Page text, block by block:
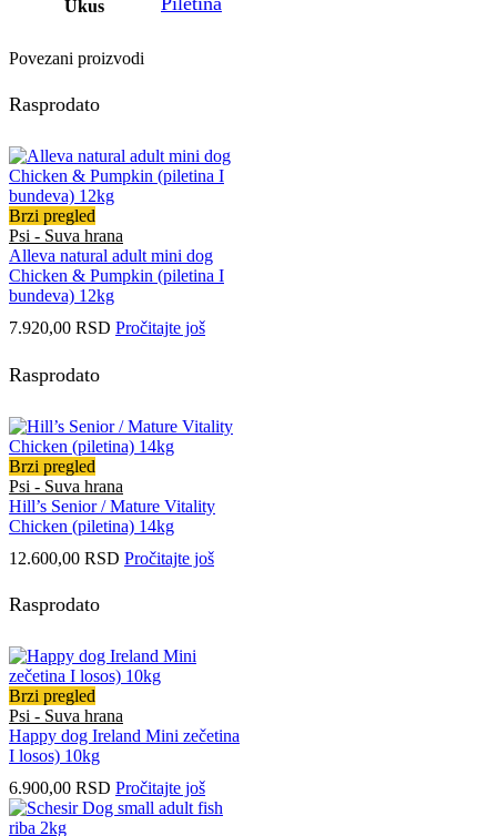
Ukus
Povezani proizvodi
Rasprodato
Brzi pregled
Psi - Suva hrana
Alleva natural adult mini dog
Chicken & Pumpkin (piletina I
bundeva) 12kg
7.920,00 RSD Pročitajte još
Rasprodato
Brzi pregled
Psi - Suva hrana
Hill’s Senior / Mature Vitality
Chicken (piletina) 14kg
12.600,00 RSD Pročitajte još
Rasprodato
Brzi pregled
Psi - Suva hrana
Happy dog Ireland Mini zečetina
I losos) 10kg
6.900,00 RSD Pročitajte još